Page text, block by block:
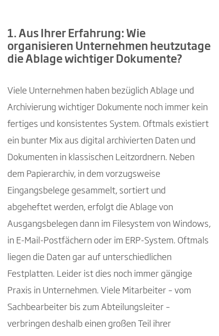
1. Aus Ihrer Erfahrung: Wie
organisieren Unternehmen heutzutage
die Ablage wichtiger Dokumente?
Viele Unternehmen haben bezüglich Ablage und
Archivierung wichtiger Dokumente noch immer kein
fertiges und konsistentes System. Oftmals existiert
ein bunter Mix aus digital archivierten Daten und
Dokumenten in klassischen Leitzordnern. Neben
dem Papierarchiv, in dem vorzugsweise
Eingangsbelege gesammelt, sortiert und
abgeheftet werden, erfolgt die Ablage von
Ausgangsbelegen dann im Filesystem von Windows,
in E-Mail-Postfächern oder im ERP-System. Oftmals
liegen die Daten gar auf unterschiedlichen
Festplatten. Leider ist dies noch immer gängige
Praxis in Unternehmen. Viele Mitarbeiter – vom
Sachbearbeiter bis zum Abteilungsleiter –
verbringen deshalb einen großen Teil ihrer